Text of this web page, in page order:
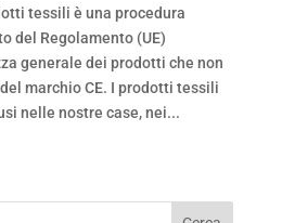
tessili è una procedura
del Regolamento (UE)
generale dei prodotti che non
marchio CE. I prodotti tessili
nelle nostre case, nei...